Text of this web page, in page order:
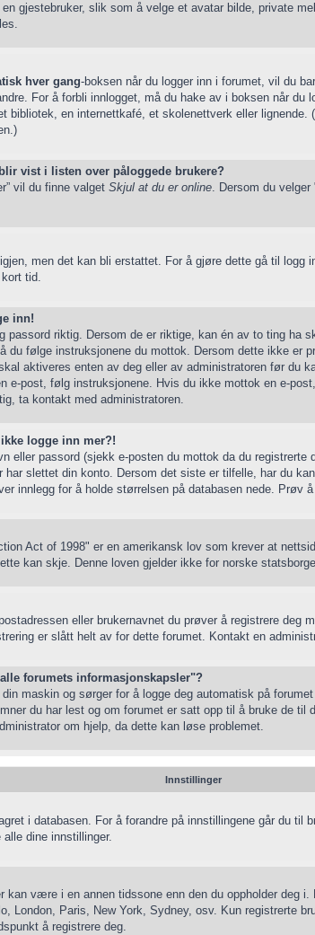
gjestebruker, slik som å velge et avatar bilde, private
hver gang-boksen når du logger inn i forumet, vil du
For å forbli innlogget, må du hake av i boksen når du
bibliotek, en internettkafé, et skolenettverk eller
vist i listen over påloggede brukere?
vil du finne valget Skjul at du er online. Dersom du
men det kan bli erstattet. For å gjøre dette gå til logg
tid.
inn!
passord riktig. Dersom de er riktige, kan én av to ting ha
du følge instruksjonene du mottok. Dersom dette ikke er
aktiveres enten av deg eller av administratoren før du
e-post, følg instruksjonene. Hvis du ikke mottok en e-
ta kontakt med administratoren.
logge inn mer?!
eller passord (sjekk e-posten du mottok da du
slettet din konto. Dersom det siste er tilfelle, har du
innlegg for å holde størrelsen på databasen nede. Prøv
Act of 1998" er en amerikansk lov som krever at
kan skje. Denne loven gjelder ikke for norske
eller brukernavnet du prøver å registrere deg
er slått helt av for dette forumet. Kontakt en
forumets informasjonskapsler"?
maskin og sørger for å logge deg automatisk på
du har lest og om forumet er satt opp til å bruke de
om hjelp, da dette kan løse problemet.
Innstillinger
i databasen. For å forandre på innstillingene går du til
dine innstillinger.
kan være i en annen tidssone enn den du oppholder deg
London, Paris, New York, Sydney, osv. Kun registrerte
å registrere deg.